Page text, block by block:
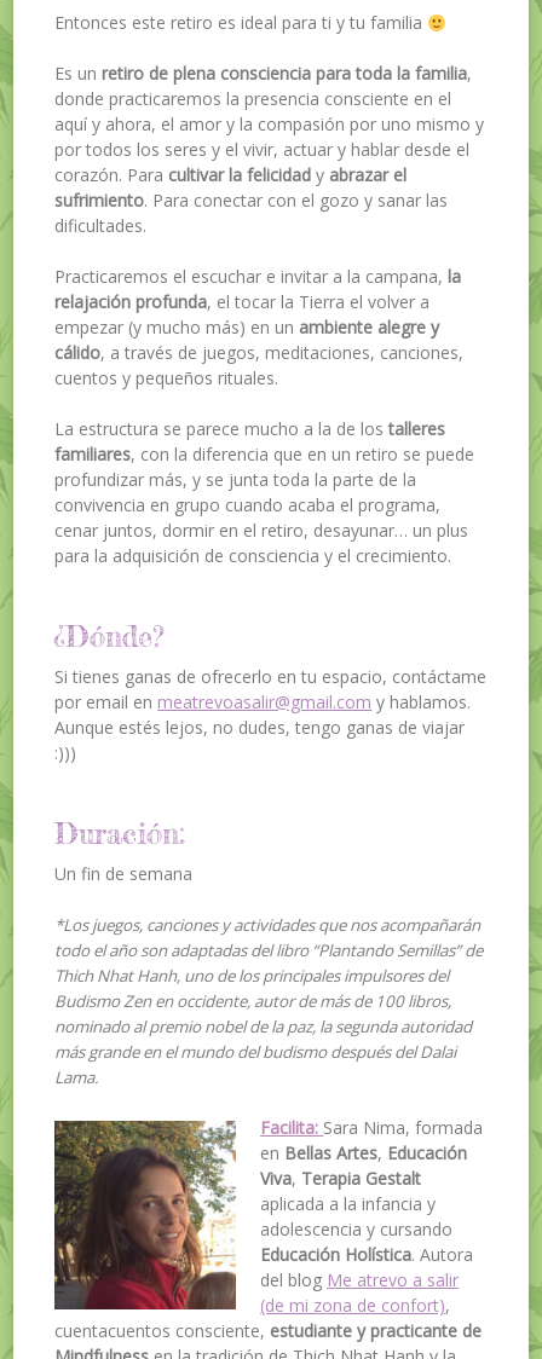
Entonces este retiro es ideal para ti y tu familia
Es un retiro de plena consciencia para toda la familia,
donde practicaremos la presencia consciente en el
aquí y ahora, el amor y la compasión por uno mismo y
por todos los seres y el vivir, actuar y hablar desde el
corazón. Para cultivar la felicidad y abrazar el
sufrimiento. Para conectar con el gozo y sanar las
dificultades.
Practicaremos el escuchar e invitar a la campana, la
relajación profunda, el tocar la Tierra el volver a
empezar (y mucho más) en un ambiente alegre y
cálido, a través de juegos, meditaciones, canciones,
cuentos y pequeños rituales.
La estructura se parece mucho a la de los talleres
familiares, con la diferencia que en un retiro se puede
profundizar más, y se junta toda la parte de la
convivencia en grupo cuando acaba el programa,
cenar juntos, dormir en el retiro, desayunar… un plus
para la adquisición de consciencia y el crecimiento.
¿Dónde?
Si tienes ganas de ofrecerlo en tu espacio, contáctame
por email en meatrevoasalir@gmail.com y hablamos.
Aunque estés lejos, no dudes, tengo ganas de viajar
:)))
Duración:
Un fin de semana
*Los juegos, canciones y actividades que nos acompañarán
todo el año son adaptadas del libro “Plantando Semillas” de
Thich Nhat Hanh, uno de los principales impulsores del
Budismo Zen en occidente, autor de más de 100 libros,
nominado al premio nobel de la paz, la segunda autoridad
más grande en el mundo del budismo después del Dalai
Lama.
Facilita: Sara Nima, formada
en Bellas Artes, Educación
Viva, Terapia Gestalt
aplicada a la infancia y
adolescencia y cursando
Educación Holística. Autora
del blog Me atrevo a salir
(de mi zona de confort),
cuentacuentos consciente, estudiante y practicante de